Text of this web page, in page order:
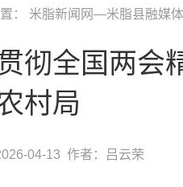
： 米脂新闻网—米脂县融媒
彻全国两会
村局
04-13 作者：吕云荣